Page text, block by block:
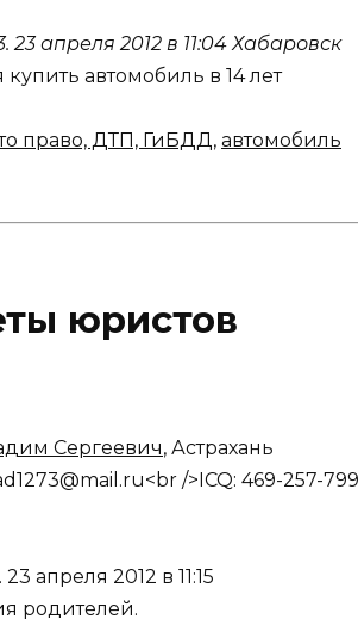
23 апреля 2012 в 11:04 Хабаровск
купить автомобиль в 14 лет
право, ДТП, ГиБДД, автомобиль
юристов
Сергеевич, Астрахань
/>ICQ: 469-257-
23 апреля 2012 в 11:15
родителей.